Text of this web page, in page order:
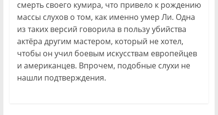
смерть своего кумира, что привело к рождению
массы слухов о том, как именно умер Ли. Одна
из таких версий говорила в пользу убийства
актёра другим мастером, который не хотел,
чтобы он учил боевым искусствам европейцев
и американцев. Впрочем, подобные слухи не
нашли подтверждения.